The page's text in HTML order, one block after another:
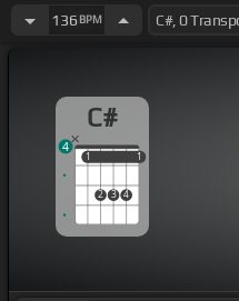
siento
el viento,[Fm] busco,
136 BPM
C#
1
2 3 4
1
1 1
4